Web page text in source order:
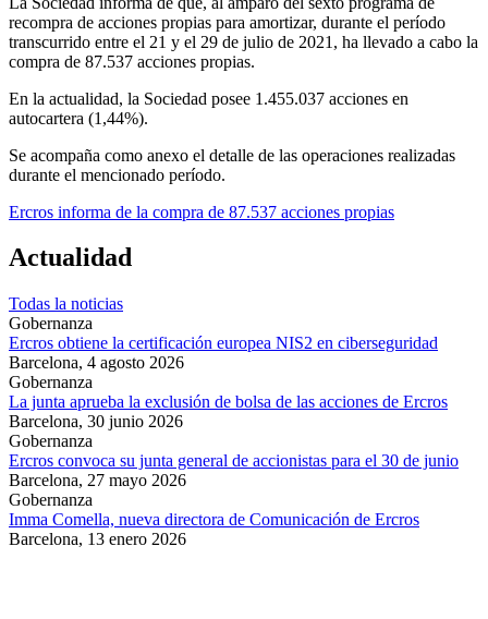
recompra de acciones propias para amortizar, durante el período
transcurrido entre el 21 y el 29 de julio de 2021, ha llevado a cabo la
compra de 87.537 acciones propias.
En la actualidad, la Sociedad posee 1.455.037 acciones en
autocartera (1,44%).
Se acompaña como anexo el detalle de las operaciones realizadas
durante el mencionado período.
Ercros informa de la compra de 87.537 acciones propias
Actualidad
Todas la noticias
Gobernanza
Ercros obtiene la certificación europea NIS2 en ciberseguridad
Barcelona, 4 agosto 2026
Gobernanza
La junta aprueba la exclusión de bolsa de las acciones de Ercros
Barcelona, 30 junio 2026
Gobernanza
Ercros convoca su junta general de accionistas para el 30 de junio
Barcelona, 27 mayo 2026
Gobernanza
Imma Comella, nueva directora de Comunicación de Ercros
Barcelona, 13 enero 2026